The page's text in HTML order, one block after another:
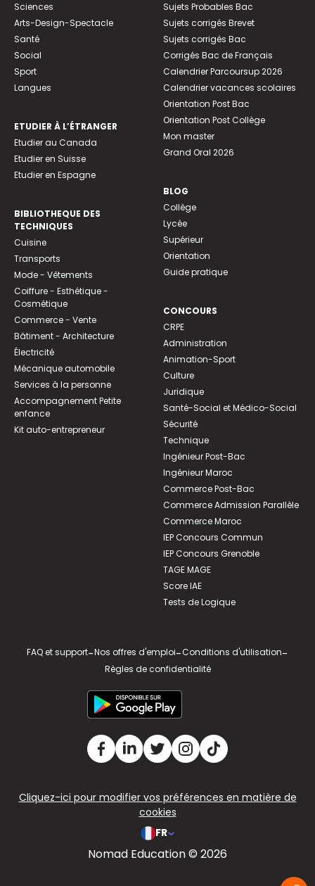
Sciences
Arts-Design-Spectacle
Santé
Social
Sport
Langues
ETUDIER À L’ÉTRANGER
Etudier au Canada
Etudier en Suisse
Etudier en Espagne
BIBLIOTHEQUE DES
TECHNIQUES
Cuisine
Transports
Mode - Vêtements
Coiffure - Esthétique -
Cosmétique
Commerce - Vente
Bâtiment - Architecture
Électricité
Mécanique automobile
Services à la personne
Accompagnement Petite
enfance
Kit auto-entrepreneur
Sujets Probables Bac
Sujets corrigés Brevet
Sujets corrigés Bac
Corrigés Bac de Français
Calendrier Parcoursup 2026
Calendrier vacances scolaires
Orientation Post Bac
Orientation Post Collège
Mon master
Grand Oral 2026
BLOG
Collège
Lycée
Supérieur
Orientation
Guide pratique
CONCOURS
CRPE
Administration
Animation-Sport
Culture
Juridique
Santé-Social et Médico-Social
Sécurité
Technique
Ingénieur Post-Bac
Ingénieur Maroc
Commerce Post-Bac
Commerce Admission Parallèle
Commerce Maroc
IEP Concours Commun
IEP Concours Grenoble
TAGE MAGE
Score IAE
Tests de Logique
FAQ et support-Nos offres d'emploi-Conditions d'utilisation-
Règles de confidentialité
Cliquez-ici pour modifier vos préférences en matière de
cookies
FR
Nomad Education © 2026